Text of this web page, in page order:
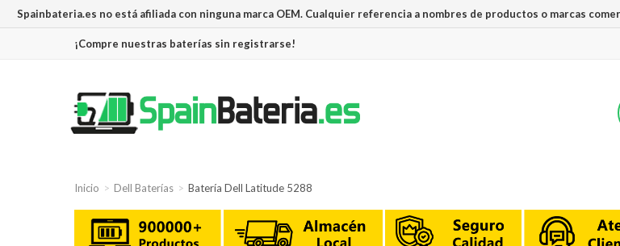
Spainbateria.es no está afiliada con ninguna marca OEM. Cualquier referencia a nombres de productos o marcas
¡Compre nuestras baterías sin registrarse!
Inicio Dell Baterías Batería Dell Latitude 5288